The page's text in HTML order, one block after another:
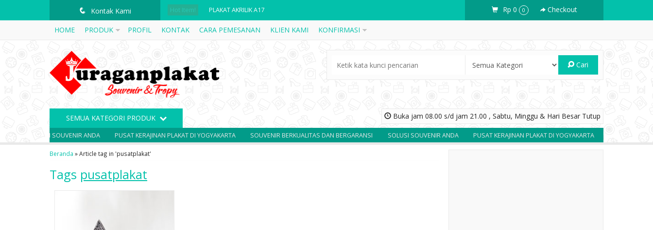
q Kontak Kami Hot Item! PLAKAT AKRILIK A17
MEDALI 1
PLAKAT FIBER R27
PLAKAT KAYU BOX BANK BANJARMASIN
Rp 0 0 Checkout
HOME PRODUK PROFIL KONTAK CARA PEMESANAN KLIEN KAMI KONFIRMASI
Cari
Buka jam 08.00 s/d jam 21.00 , Sabtu, Minggu & Hari Besar Tutup
SEMUA KATEGORI PRODUK
SOLUSI SOUVENIR ANDA PUSAT KERAJINAN PLAKAT DI YOGYAKARTA SOUVENIR BERKUALITAS DAN BERGARANSI SOLUSI SOUVENIR ANDA PUSAT KERAJINAN PLAKAT DI YOGYAKARTA
Beranda »Article tag in 'pusatplakat'
Tags pusatplakat